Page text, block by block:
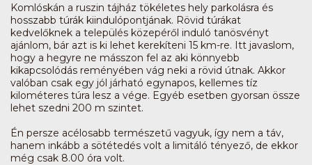
Komlóskán a ruszin tájház tökéletes hely parkolásra és
hosszabb túrák kiindulópontjának. Rövid túrákat
kedvelőknek a település közepéről induló tanösvényt
ajánlom, bár azt is ki lehet kerekíteni 15 km-re. Itt javaslom,
hogy a hegyre ne másszon fel az aki könnyebb
kikapcsolódás reményében vág neki a rövid útnak. Akkor
valóban csak egy jól járható egynapos, kellemes tíz
kilométeres túra lesz a vége. Egyéb esetben gyorsan össze
lehet szedni 200 m szintet.
Én persze acélosabb természetű vagyuk, így nem a táv,
hanem inkább a sötétedés volt a limitáló tényező, de ekkor
még csak 8.00 óra volt.